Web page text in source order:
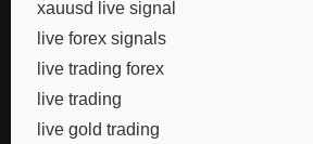
xauusd live signal
live forex signals
live trading forex
live trading
live gold trading